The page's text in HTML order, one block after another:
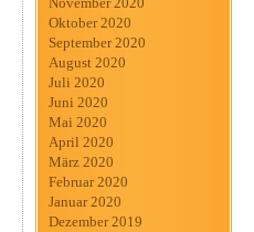
Oktober 2020
September 2020
August 2020
Juli 2020
Juni 2020
Mai 2020
April 2020
März 2020
Februar 2020
Januar 2020
Dezember 2019